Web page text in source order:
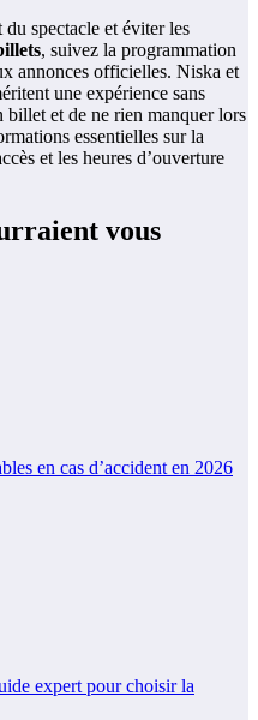
spectacle et éviter les
, suivez la programmation
annonces officielles. Niska et
une expérience sans
billet et de ne rien manquer lors
essentielles sur la
et les heures d’ouverture
vous
en cas d’accident en 2026
expert pour choisir la